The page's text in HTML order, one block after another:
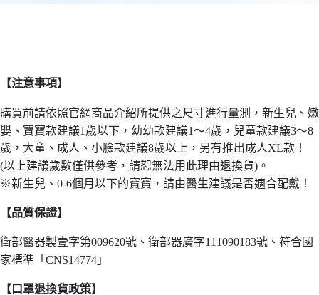
【注意事項】
購買前請依照官網商品介紹所提供之尺寸進行量測，新生兒、嫩
嬰、寶寶款建議1歲以下，幼幼款建議1～4歲，兒童款建議3～8
歲，大童、成人、小臉款建議8歲以上，另有推出成人XL款！
(以上建議歲數僅供參考，請恕無法用此理由退換貨)。
※新生兒、0-6個月以下的寶寶，請由醫生建議是否適合配戴！
【品質保證】
衛部醫器製壹字第009620號、衛部器廣字111090183號、符合國
家標準「CNS14774」
【口罩退換貨政策】